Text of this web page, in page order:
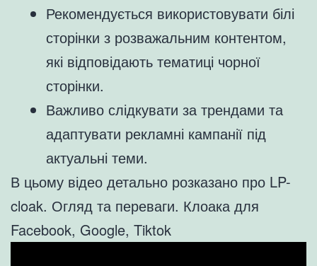
Рекомендується використовувати білі
сторінки з розважальним контентом,
які відповідають тематиці чорної
сторінки.
Важливо слідкувати за трендами та
адаптувати рекламні кампанії під
актуальні теми.
В цьому відео детально розказано про LP-
cloak. Огляд та переваги. Клоака для
Facebook, Google, Tiktok